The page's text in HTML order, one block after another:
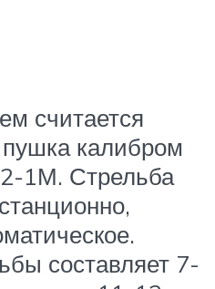
считается
пушка калибром
1М. Стрельба
составляет 7-